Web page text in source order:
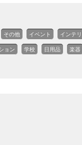
その他 イベント インテ
ョン 学校 日用品 楽器